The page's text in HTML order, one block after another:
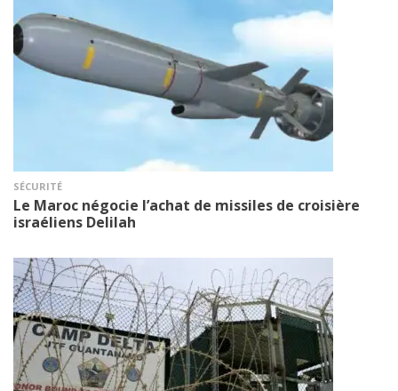
SÉCURITÉ
Le Maroc négocie l’achat de missiles de croisière
israéliens Delilah